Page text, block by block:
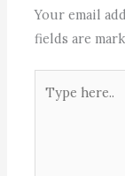
Your email
fields are
here..